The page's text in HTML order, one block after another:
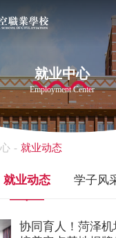
就业中心
Employment Center
- 就业动态
就业动态 学子风
协同育人！菏泽